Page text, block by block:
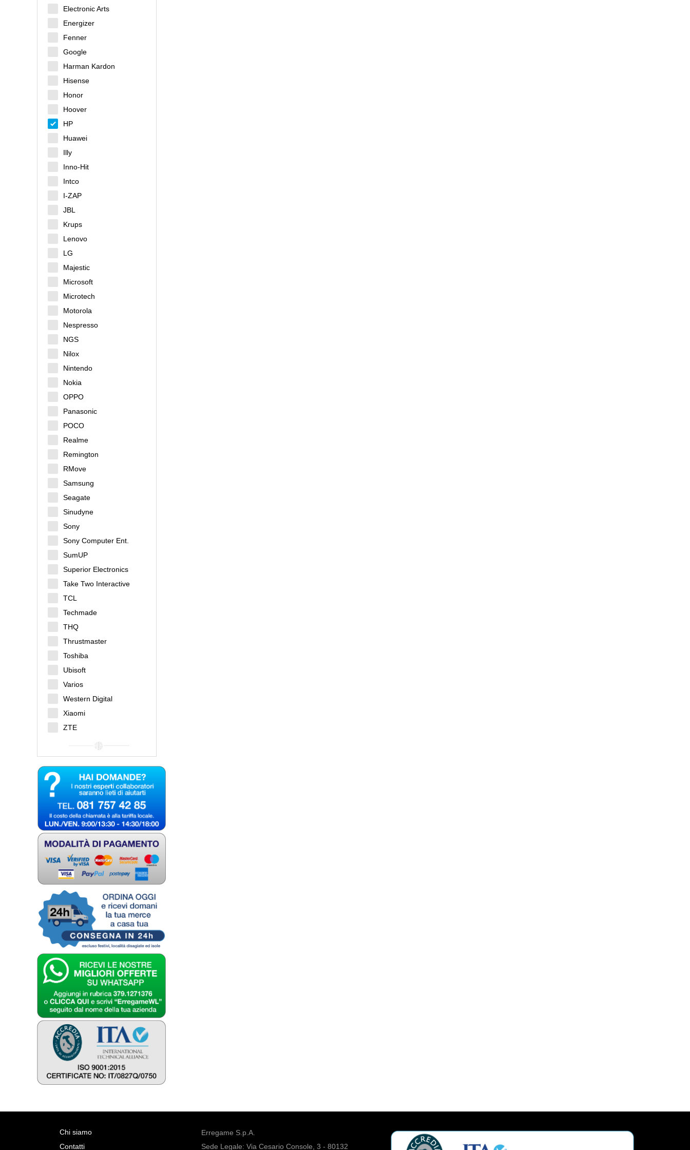
Electronic Arts
Energizer
Fenner
Google
Harman Kardon
Hisense
Honor
Hoover
HP
Huawei
Illy
Inno-Hit
Intco
I-ZAP
JBL
Krups
Lenovo
LG
Majestic
Microsoft
Microtech
Motorola
Nespresso
NGS
Nilox
Nintendo
Nokia
OPPO
Panasonic
POCO
Realme
Remington
RMove
Samsung
Seagate
Sinudyne
Sony
Sony Computer Ent.
SumUP
Superior Electronics
Take Two Interactive
TCL
Techmade
THQ
Thrustmaster
Toshiba
Ubisoft
Varios
Western Digital
Xiaomi
ZTE
Chi siamo
Contatti
Erregame S.p.A.
Sede Legale: Via Cesario Console, 3 - 80132